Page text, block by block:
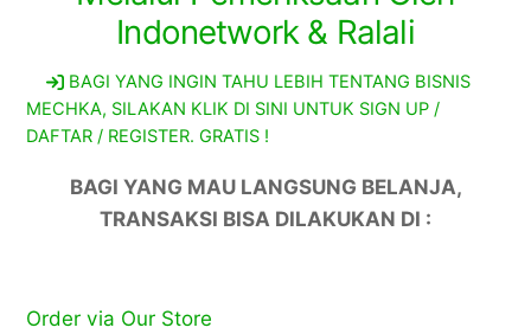
Indonetwork & Ralali
BAGI YANG INGIN TAHU LEBIH TENTANG BISNIS
MECHKA, SILAKAN KLIK DI SINI UNTUK SIGN UP /
DAFTAR / REGISTER. GRATIS !
BAGI YANG MAU LANGSUNG BELANJA,
TRANSAKSI BISA DILAKUKAN DI :
Order via Our Store